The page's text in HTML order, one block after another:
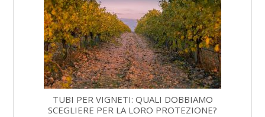
TUBI PER VIGNETI: QUALI DOBBIAMO
SCEGLIERE PER LA LORO PROTEZIONE?